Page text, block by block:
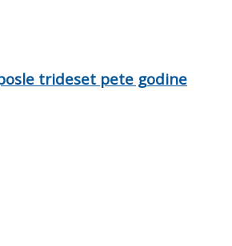
trideset pete godine